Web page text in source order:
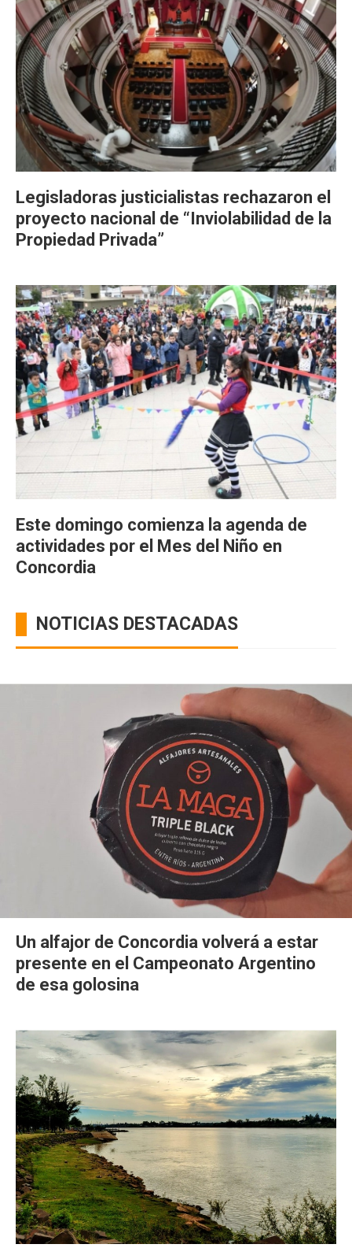
Legisladoras justicialistas rechazaron el
proyecto nacional de “Inviolabilidad de la
Propiedad Privada”
Este domingo comienza la agenda de
actividades por el Mes del Niño en
Concordia
NOTICIAS DESTACADAS
Un alfajor de Concordia volverá a estar
presente en el Campeonato Argentino
de esa golosina